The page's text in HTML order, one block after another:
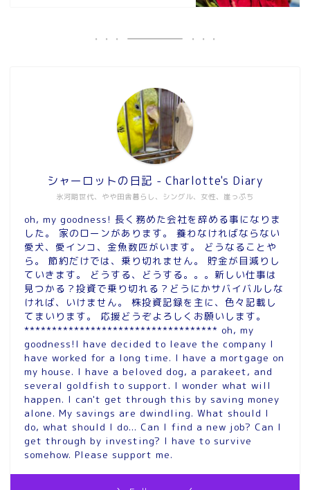
氷河期世代、やや田舎暮らし、シングル、女性、崖っぷち
シャーロットの日記 - Charlotte's Diary
oh, my goodness! 長く務めた会社を辞める事になりま
した。 家のローンがあります。 養わなければならない
愛犬、愛インコ、金魚数匹がいます。 どうなることや
ら。 節約だけでは、乗り切れません。 貯金が目減りし
ていきます。 どうする、どうする。。。新しい仕事は
見つかる？投資で乗り切れる？どうにかサバイバルしな
ければ、いけません。 株投資記録を主に、色々記載し
てまいります。 応援どうぞよろしくお願いします。
*********************************** oh, my
goodness!I have decided to leave the company I
have worked for a long time. I have a mortgage on
my house. I have a beloved dog, a parakeet, and
several goldfish to support. I wonder what will
happen. I can't get through this by saving money
alone. My savings are dwindling. What should I
do, what should I do... Can I find a new job? Can I
get through by investing? I have to survive
somehow. Please support me.